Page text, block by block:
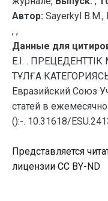
Автор: Sayerkyl B.M.,
, ,
Данные для
E.I. .
ТҰЛҒА
Евразийский Союз
статей в
():-. 10.31618/
Представляется
лицензии CC BY-ND